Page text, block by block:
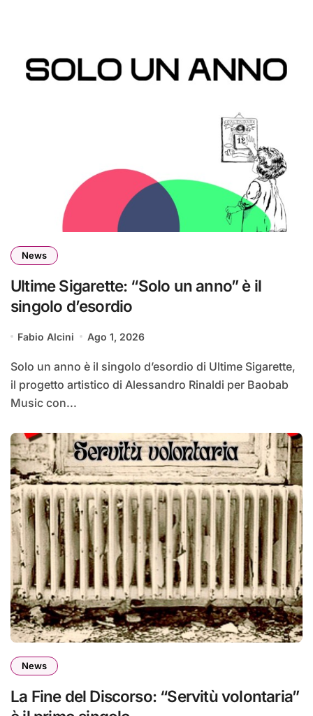
News
Ultime Sigarette: “Solo un anno” è il
singolo d’esordio
Fabio Alcini Ago 1, 2026
Solo un anno è il singolo d’esordio di Ultime Sigarette,
il progetto artistico di Alessandro Rinaldi per Baobab
Music con...
News
La Fine del Discorso: “Servitù volontaria”